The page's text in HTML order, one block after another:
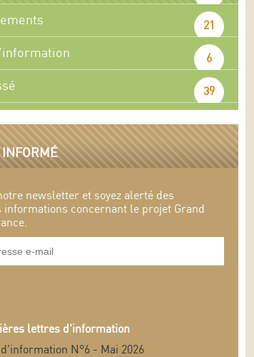
21
6
39
newsletter et soyez alerté des
informations concernant le projet Grand
lettres d'information
N°6 - Mai 2026